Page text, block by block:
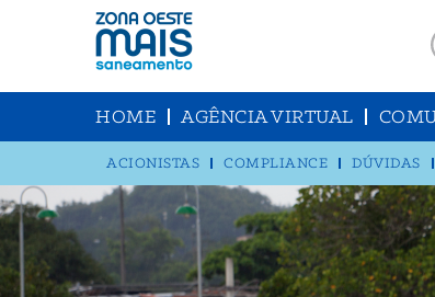
HOME AGÊNCIA VIRTUAL
ACIONISTAS COMPLIANCE DÚVIDAS